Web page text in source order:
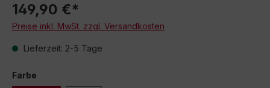
149,90 €*
Preise inkl. MwSt. zzgl. Versandkosten
Lieferzeit: 2-5 Tage
Farbe